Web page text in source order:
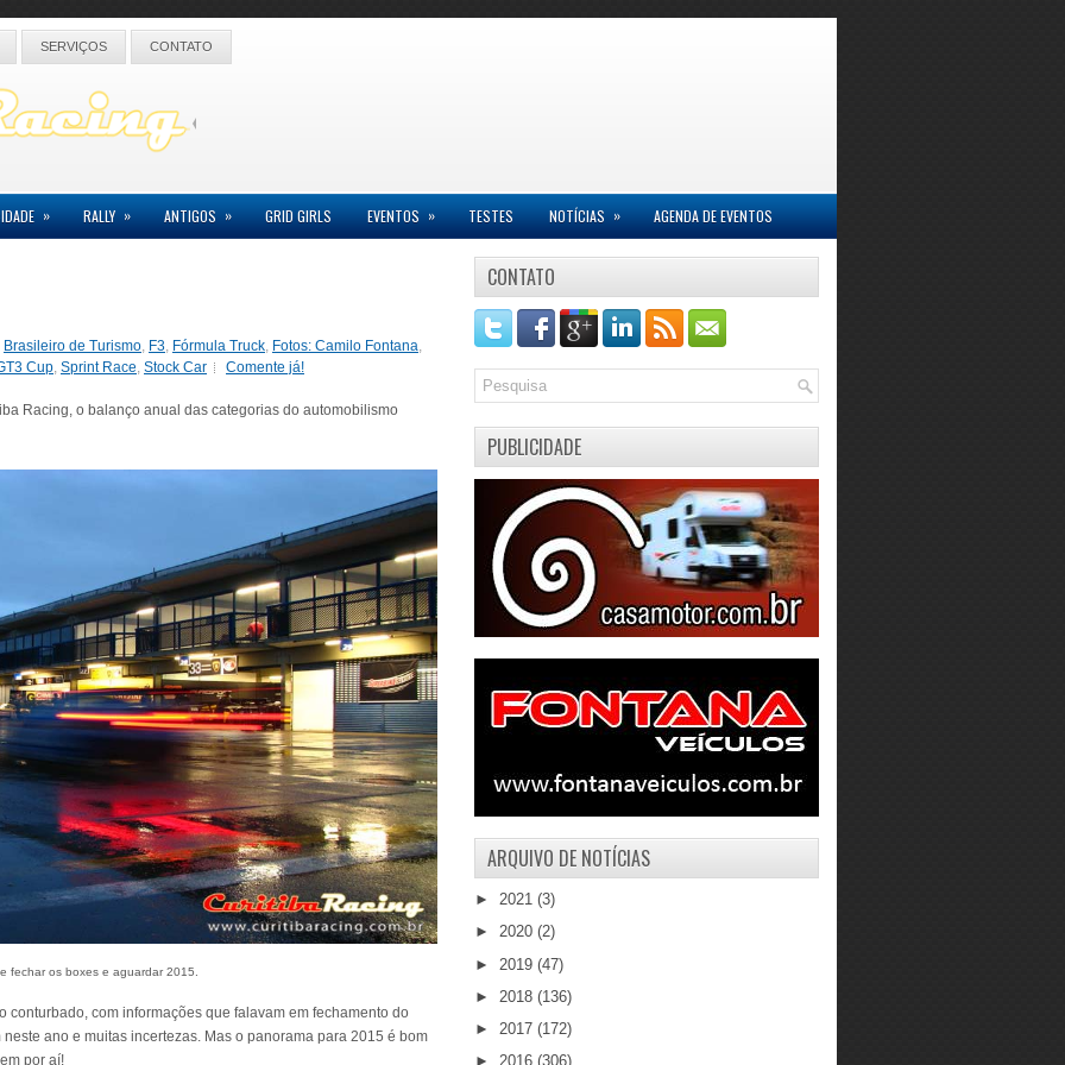
SERVIÇOS CONTATO
» RALLY » ANTIGOS » GRID GIRLS EVENTOS » TESTES NOTÍCIAS » AGENDA DE EVENTOS
Brasileiro de Turismo, F3, Fórmula Truck, Fotos: Camilo Fontana,
Cup, Sprint Race, Stock Car Comente já!
Racing, o balanço anual das categorias do automobilismo
fechar os boxes e aguardar 2015.
conturbado, com informações que falavam em fechamento do
ano e muitas incertezas. Mas o panorama para 2015 é bom
por aí!
CONTATO
PUBLICIDADE
ARQUIVO DE NOTÍCIAS
► 2021 (3)
► 2020 (2)
► 2019 (47)
► 2018 (136)
► 2017 (172)
► 2016 (306)